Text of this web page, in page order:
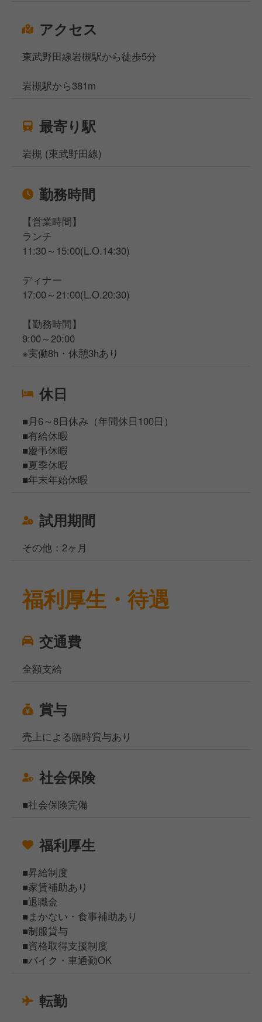
アクセス
東武野田線岩槻駅から徒歩5分
岩槻駅から381m
最寄り駅
岩槻 (東武野田線)
勤務時間
【営業時間】
ランチ
11:30～15:00(L.O.14:30)
ディナー
17:00～21:00(L.O.20:30)
【勤務時間】
9:00～20:00
※実働8h・休憩3hあり
休日
■月6～8日休み（年間休日100日）
■有給休暇
■慶弔休暇
■夏季休暇
■年末年始休暇
試用期間
その他：2ヶ月
福利厚生・待遇
交通費
全額支給
賞与
売上による臨時賞与あり
社会保険
■社会保険完備
福利厚生
■昇給制度
■家賃補助あり
■退職金
■まかない・食事補助あり
■制服貸与
■資格取得支援制度
■バイク・車通勤OK
転勤